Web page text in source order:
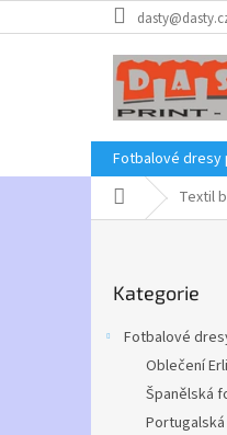
na
Fotbalové dresy
Domů Textil
kategorie
Kategorie
Fotbalové
Oblečení
Španělská